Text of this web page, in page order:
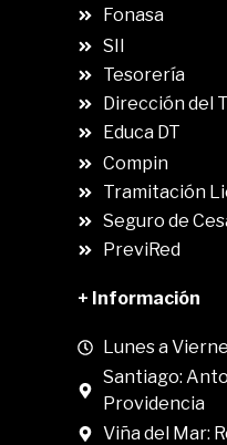
Fonasa
SII
Tesorería
Dirección del
Educa DT
Compin
Tramitación
Seguro de
PreviRed
+ Información
Lunes a
Santiago:
Providencia
Viña del Mar: